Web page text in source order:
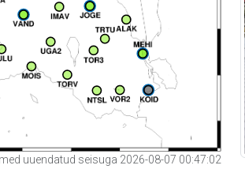
uuendatud seisuga 2026-08-07 00:47:02